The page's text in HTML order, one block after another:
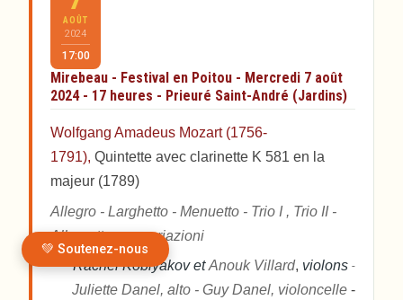
AOÛT
2024
17:00
Mirebeau - Festival en Poitou - Mercredi 7 août
2024 - 17 heures - Prieuré Saint-André (Jardins)
Wolfgang Amadeus Mozart (1756-
1791), Quintette avec clarinette K 581 en la
majeur (1789)
Allegro - Larghetto - Menuetto - Trio I , Trio II -
Allegretto con variazioni
Rachel Koblyakov etAnouk Villard, violons -
Juliette Danel, alto - Guy Danel, violoncelle -
💚 Soutenez-nous